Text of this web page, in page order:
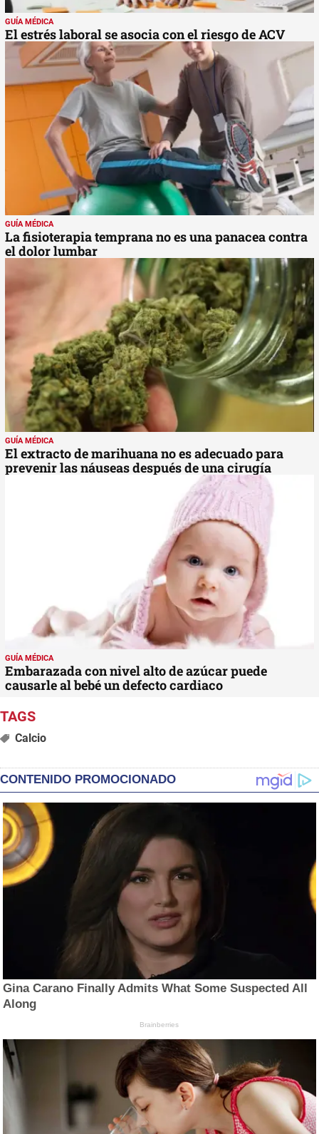
GUÍA MÉDICA
El estrés laboral se asocia con el riesgo de ACV
GUÍA MÉDICA
La fisioterapia temprana no es una panacea contra
el dolor lumbar
GUÍA MÉDICA
El extracto de marihuana no es adecuado para
prevenir las náuseas después de una cirugía
GUÍA MÉDICA
Embarazada con nivel alto de azúcar puede
causarle al bebé un defecto cardiaco
Calcio
CONTENIDO PROMOCIONADO
Gina Carano Finally Admits What Some Suspected All
Along
Brainberries